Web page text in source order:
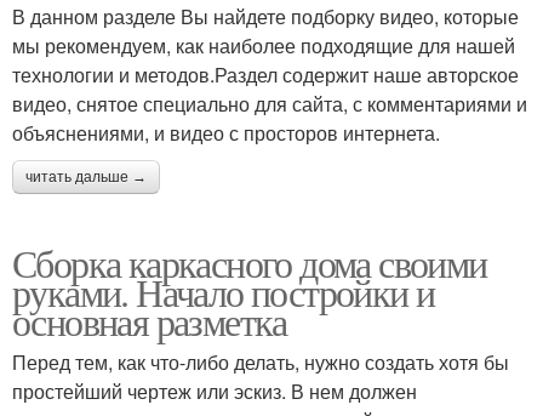
В данном разделе Вы найдете подборку видео, которые
мы рекомендуем, как наиболее подходящие для нашей
технологии и методов.Раздел содержит наше авторское
видео, снятое специально для сайта, с комментариями и
объяснениями, и видео с просторов интернета.
читать дальше →
Сборка каркасного дома своими
руками. Начало постройки и
основная разметка
Перед тем, как что-либо делать, нужно создать хотя бы
простейший чертеж или эскиз. В нем должен